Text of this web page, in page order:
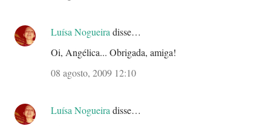
Luísa Nogueira disse…
Oi, Angélica... Obrigada, amiga!
08 agosto, 2009 12:10
Luísa Nogueira disse…